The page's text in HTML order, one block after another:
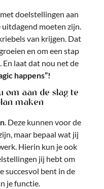
doelstellingen aan
moeten zijn.
van krijgen. Dat
en om een stap
laat dat nou net de
happens”!
om aan de slag te
maken
. Deze kunnen voor de
maar bepaal wat jij
Hierin kun je ook
jij hebt om
succesvol bent in de
je functie.